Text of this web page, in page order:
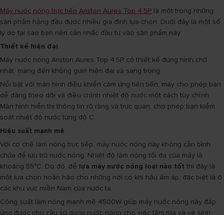
Máy nước nóng trực tiếp Ariston Aures Top 4.5P là một trong những
sản phẩm hàng đầu được nhiều gia đình lựa chọn. Dưới đây là một số
lý do tại sao bạn nên cân nhắc đầu tư vào sản phẩm này:
Thiết kế hiện đại
Máy nước nóng Ariston Aures Top 4.5P có thiết kế đứng hình chữ
nhật, mang đến không gian hiện đại và sang trọng.
Nổi bật với màn hình điều khiển cảm ứng tiên tiến, máy cho phép bạn
dễ dàng theo dõi và điều chỉnh nhiệt độ nước một cách tùy chỉnh.
Màn hình hiển thị thông tin rõ ràng và trực quan, cho phép bạn kiểm
soát nhiệt độ nước từng độ C.
Hiệu suất mạnh mẽ
Với cơ chế làm nóng trực tiếp, máy nước nóng này không cần bình
chứa để lưu trữ nước nóng. Nhiệt độ làm nóng tối đa của máy là
khoảng 55°C. Do đó, để lựa máy nước nóng loại nào tốt thì đây là
một lựa chọn hoàn hảo cho những nơi có khí hậu ấm áp, đặc biệt là ở
các khu vực miền Nam của nước ta.
Công suất làm nóng mạnh mẽ 4500W giúp máy nước nóng này đáp
ứng được nhu cầu sử dụng nước nóng cho việc tắm rửa và vệ sinh